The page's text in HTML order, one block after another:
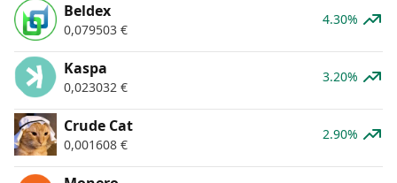
Beldex
0,079503 €
4.30%
Kaspa
0,023032 €
3.20%
Crude Cat
0,001608 €
2.90%